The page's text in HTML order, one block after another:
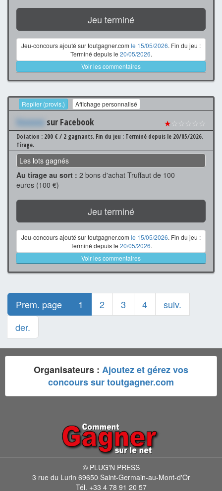
Jeu terminé
Jeu-concours ajouté sur toutgagner.com le 15/05/2026. Fin du jeu :
Terminé depuis le 20/05/2026.
Voir les commentaires
Replier (provis.) Affichage personnalisé
Xxxxxxx sur Facebook ★☆☆☆☆☆
Dotation : 200 € / 2 gagnants. Fin du jeu : Terminé depuis le 20/05/2026.
Tirage.
Les lots gagnés
Au tirage au sort : 2 bons d'achat Truffaut de 100
euros (100 €)
Jeu terminé
Jeu-concours ajouté sur toutgagner.com le 15/05/2026. Fin du jeu :
Terminé depuis le 20/05/2026.
Voir les commentaires
Prem. page 1 2 3 4
suiv.
der.
Organisateurs : Ajoutez et gérez vos
concours sur toutgagner.com
© PLUG'N PRESS
3 rue du Lurin 69650 Saint-Germain-au-Mont-d'Or
Tél. +33 4 78 91 20 57